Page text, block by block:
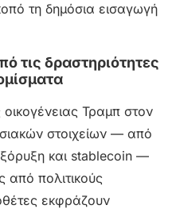
τη δημόσια εισαγωγή
τις δραστηριότητες
Τραμπ στον
στοιχείων — από
και stablecoin —
από πολιτικούς
εκφράζουν